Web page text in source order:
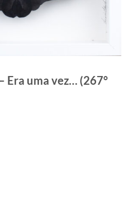
Era uma vez… (267°